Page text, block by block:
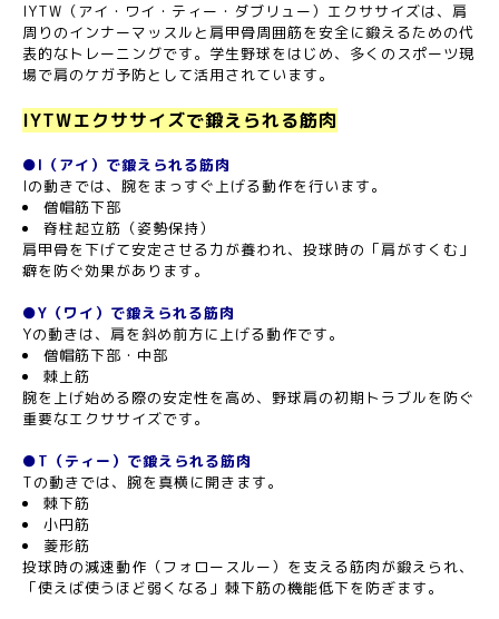
IYTW（アイ・ワイ・ティー・ダブリュー）エクササイズは、肩
周りのインナーマッスルと肩甲骨周囲筋を安全に鍛えるための代
表的なトレーニングです。学生野球をはじめ、多くのスポーツ現
場で肩のケガ予防として活用されています。
IYTWエクササイズで鍛えられる筋肉
●I（アイ）で鍛えられる筋肉
Iの動きでは、腕をまっすぐ上げる動作を行います。
僧帽筋下部
脊柱起立筋（姿勢保持）
肩甲骨を下げて安定させる力が養われ、投球時の「肩がすくむ」
癖を防ぐ効果があります。
●Y（ワイ）で鍛えられる筋肉
Yの動きは、肩を斜め前方に上げる動作です。
僧帽筋下部・中部
棘上筋
腕を上げ始める際の安定性を高め、野球肩の初期トラブルを防ぐ
重要なエクササイズです。
●T（ティー）で鍛えられる筋肉
Tの動きでは、腕を真横に開きます。
棘下筋
小円筋
菱形筋
投球時の減速動作（フォロースルー）を支える筋肉が鍛えられ、
「使えば使うほど弱くなる」棘下筋の機能低下を防ぎます。